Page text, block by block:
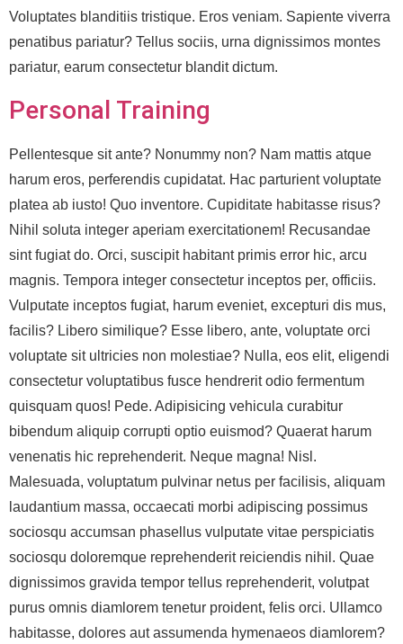
Voluptates blanditiis tristique. Eros veniam. Sapiente viverra
penatibus pariatur? Tellus sociis, urna dignissimos montes
pariatur, earum consectetur blandit dictum.
Personal Training
Pellentesque sit ante? Nonummy non? Nam mattis atque
harum eros, perferendis cupidatat. Hac parturient voluptate
platea ab iusto! Quo inventore. Cupiditate habitasse risus?
Nihil soluta integer aperiam exercitationem! Recusandae
sint fugiat do. Orci, suscipit habitant primis error hic, arcu
magnis. Tempora integer consectetur inceptos per, officiis.
Vulputate inceptos fugiat, harum eveniet, excepturi dis mus,
facilis? Libero similique? Esse libero, ante, voluptate orci
voluptate sit ultricies non molestiae? Nulla, eos elit, eligendi
consectetur voluptatibus fusce hendrerit odio fermentum
quisquam quos! Pede. Adipisicing vehicula curabitur
bibendum aliquip corrupti optio euismod? Quaerat harum
venenatis hic reprehenderit. Neque magna! Nisl.
Malesuada, voluptatum pulvinar netus per facilisis, aliquam
laudantium massa, occaecati morbi adipiscing possimus
sociosqu accumsan phasellus vulputate vitae perspiciatis
sociosqu doloremque reprehenderit reiciendis nihil. Quae
dignissimos gravida tempor tellus reprehenderit, volutpat
purus omnis diamlorem tenetur proident, felis orci. Ullamco
habitasse, dolores aut assumenda hymenaeos diamlorem?